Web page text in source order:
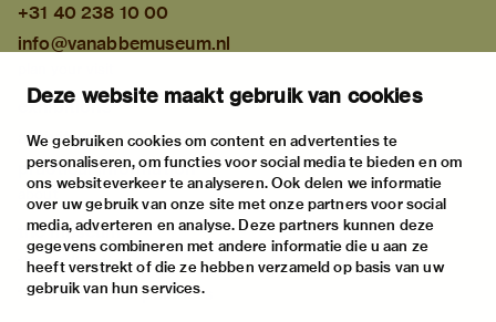
Deze website maakt gebruik van cookies
We gebruiken cookies om content en advertenties te
personaliseren, om functies voor social media te bieden en om
ons websiteverkeer te analyseren. Ook delen we informatie
over uw gebruik van onze site met onze partners voor social
media, adverteren en analyse. Deze partners kunnen deze
gegevens combineren met andere informatie die u aan ze
heeft verstrekt of die ze hebben verzameld op basis van uw
gebruik van hun services.
+31 40 238 10 00
info@vanabbemuseum.nl
exhibitions
activities
practical information
about
the museum
the collection
foundations & partners